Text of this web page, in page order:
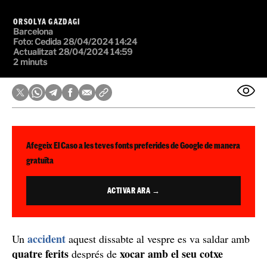
ORSOLYA GAZDAGI
Barcelona
Foto:Cedida28/04/2024 14:24
Actualitzat 28/04/2024 14:59
2 minuts
Afegeix El Caso a les teves fonts preferides de Google de manera
gratuïta
ACTIVAR ARA →
Un accident aquest dissabte al vespre es va saldar amb
quatre ferits després de xocar amb el seu cotxe